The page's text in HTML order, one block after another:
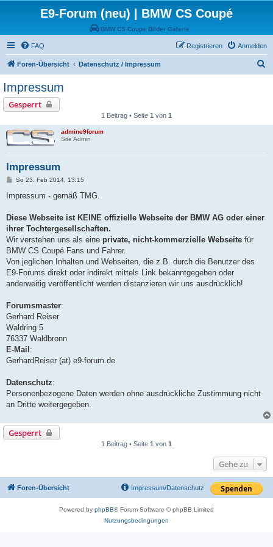
E9-Forum (neu) | BMW CS Coupé
BMW CS Coupe Bilder Galerie
FAQ Anmelden
Registrieren
Foren-Übersicht Datenschutz / Impressum
Impressum
Gesperrt
1 Beitrag • Seite 1 von 1
admine9forum
Site Admin
Impressum
B
i
a
So 23. Feb 2014, 13:15
Impressum - gemäß TMG.
Diese Webseite ist KEINE offizielle Webseite der BMW AG oder einer
ihrer Tochtergesellschaften.
Wir verstehen uns als eine private, nicht-kommerzielle Webseite für
BMW CS Coupé Fans und Fahrer.
Von jeglichen Inhalten und Webseiten, die z.B. durch die Benutzer des
E9-Forums direkt oder indirekt mittels Link bekanntgegeben oder
anderweitig veröffentlicht werden distanzieren wir uns ausdrücklich!
Forumsmaster:
Gerhard Reiser
Waldring 5
76337 Waldbronn
E-Mail :
GerhardReiser (at) e9-forum.de
Datenschutz:
Personenbezogene Daten werden ohne ausdrückliche Zustimmung nicht
an Dritte weitergegeben.
Gesperrt
1 Beitrag • Seite 1 von 1
Gehe zu
Foren-Übersicht Impressum/Datenschutz
Powered by phpBB® Forum Software © phpBB Limited
Nutzungsbedingungen